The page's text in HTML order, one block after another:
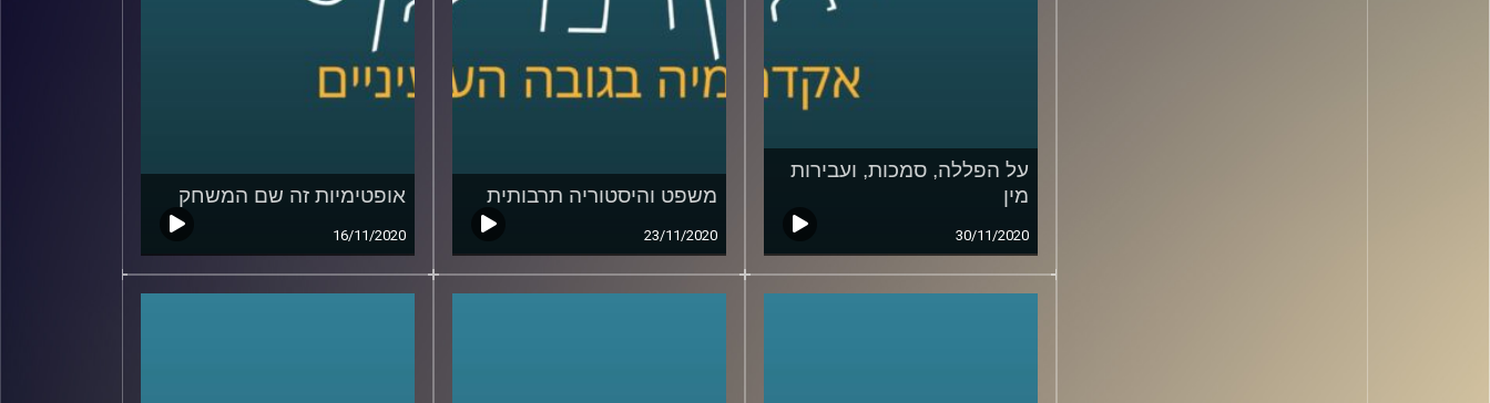
על הפללה, סמכות, ועבירות
מין
30/11/2020
משפט והיסטוריה תרבותית
23/11/2020
אופטימיות זה שם המשחק
16/11/2020